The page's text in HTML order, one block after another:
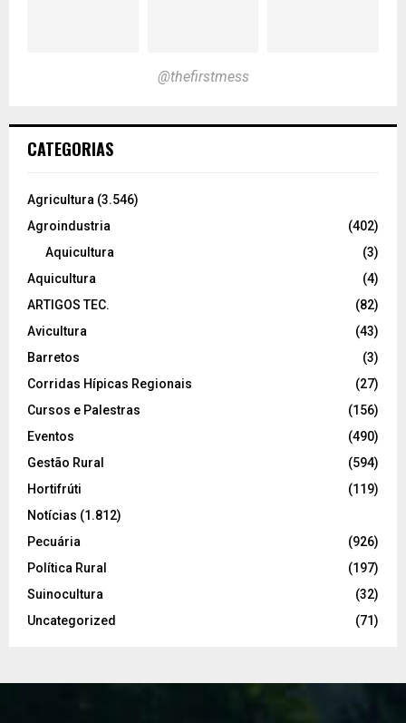
@thefirstmess
CATEGORIAS
Agricultura (3.546)
Agroindustria
(402)
Aquicultura
(3)
Aquicultura
(4)
ARTIGOS TEC.
(82)
Avicultura
(43)
Barretos
(3)
Corridas Hípicas Regionais
(27)
Cursos e Palestras
(156)
Eventos
(490)
Gestão Rural
(594)
Hortifrúti
(119)
Notícias (1.812)
Pecuária
(926)
Política Rural
(197)
Suinocultura
(32)
Uncategorized
(71)